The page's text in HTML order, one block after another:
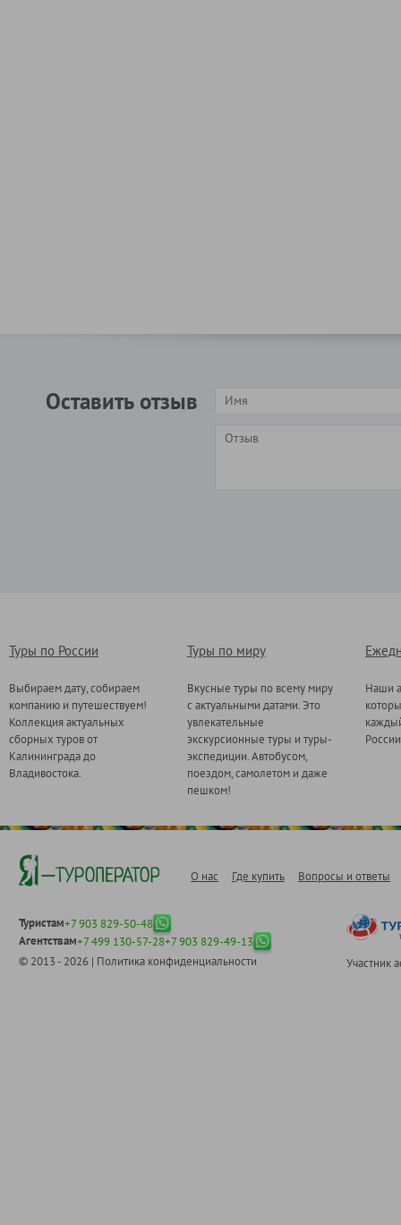
Оставить отзыв
Туры по России
Выбираем дату, собираем
компанию и путешествуем!
Коллекция актуальных
сборных туров от
Калининграда до
Владивостока.
Туры по миру
Вкусные туры по всему миру
с актуальными датами. Это
увлекательные
экскурсионные туры и туры-
экспедиции. Автобусом,
поездом, самолетом и даже
пешком!
Наши
О нас Где купить Вопросы и ответы
Туристам+7 903 829-50-48
Агентствам+7 499 130-57-28+7 903 829-49-13
© 2013 - 2026 | Политика конфиденциальности Участник